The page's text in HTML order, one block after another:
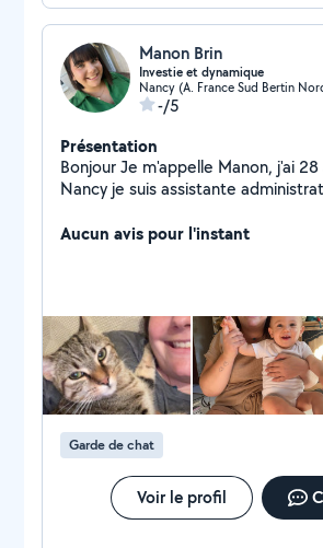
Manon Brin
Investie et dynamique
Nancy (A. France Sud Bertin
-/5
Présentation
Bonjour Je m'appelle Manon, j'ai 28 ans, domiciliée à
Nancy je suis assistante
en complément de mon activité. Je
complètement à même de garder
nourrir, les choyer, les promener
Enfin, je n'ai pas d'expérience
proprement parlé dans le ménage.
quelqu'un de consciencieux et de
toute ma bonne volonté pour
pourraient m'être demandées
Aucun avis pour l'instant
Garde de chat
Voir le profil